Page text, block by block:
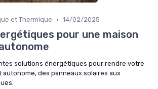
et Thermique • 14/02/2025
pour une maison
solutions énergétiques pour rendre votre
des panneaux solaires aux